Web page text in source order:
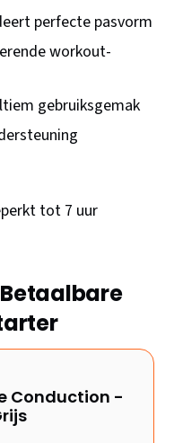
perfecte pasvorm
workout-
gebruiksgemak
tot 7 uur
Conduction -